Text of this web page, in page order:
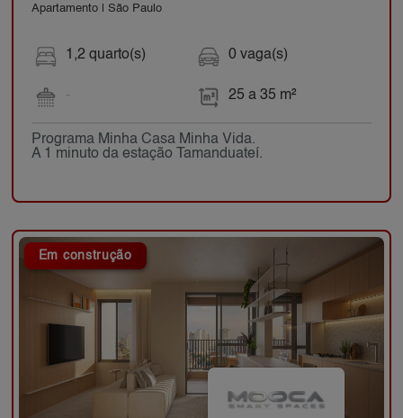
Apartamento | São Paulo
1,2 quarto(s)
-
0 vaga(s)
25 a 35 m²
Programa Minha Casa Minha Vida.
A 1 minuto da estação Tamanduateí.
Em construção